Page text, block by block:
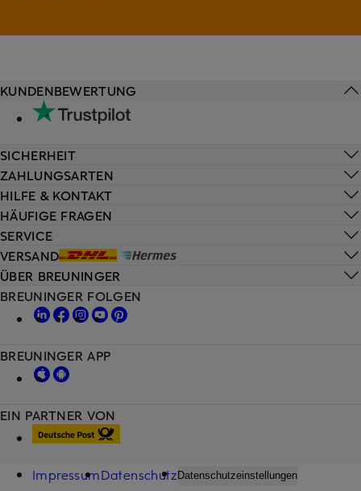
HILFE & KONTAKT
HÄUFIGE FRAGEN
SERVICE
VERSAND
KUNDENBEWERTUNG
SICHERHEIT
ZAHLUNGSARTEN
ÜBER BREUNINGER
EIN PARTNER VON
BREUNINGER FOLGEN
BREUNINGER APP
ImpressumDatenschutz Datenschutzeinstellungen